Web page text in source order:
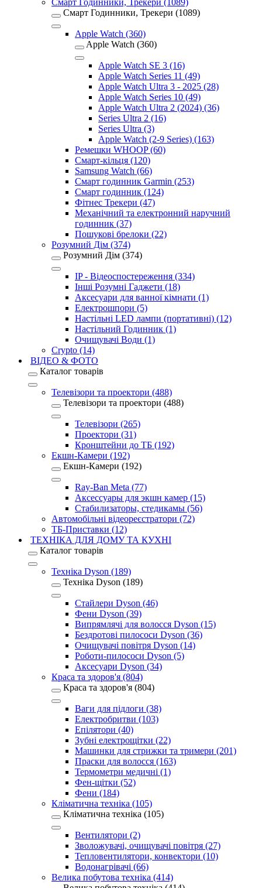
Смарт Годинники, Трекери (1089)
Смарт Годинники, Трекери (1089)
Apple Watch (360)
Apple Watch (360)
Apple Watch SE 3 (16)
Apple Watch Series 11 (49)
Apple Watch Ultra 3 - 2025 (28)
Apple Watch Series 10 (49)
Apple Watch Ultra 2 (2024) (36)
Series Ultra 2 (16)
Series Ultra (3)
Apple Watch (2-9 Series) (163)
Ремешки WHOOP (60)
Смарт-кільця (120)
Samsung Watch (66)
Смарт годинник Garmin (253)
Смарт годинник (124)
Фітнес Трекери (47)
Механічний та електронний наручний
годинник (37)
Пошукові брелоки (22)
Розумний Дім (374)
Розумний Дім (374)
IP - Відеоспостереження (334)
Інші Розумні Гаджети (18)
Аксесуари для ванної кімнати (1)
Електрошпори (5)
Настільні LED лампи (портативні) (12)
Настільний Годинник (1)
Очищувачі Води (1)
Crypto (14)
ВІДЕО & ФОТО
Каталог товарів
Телевізори та проектори (488)
Телевізори та проектори (488)
Телевізори (265)
Проектори (31)
Кронштейни до ТБ (192)
Екшн-Камери (192)
Екшн-Камери (192)
Ray-Ban Meta (77)
Аксессуары для экшн камер (15)
Стабилизаторы, стедикамы (56)
Автомобільні відеореєстратори (72)
ТБ-Приставки (12)
ТЕХНІКА ДЛЯ ДОМУ ТА КУХНІ
Каталог товарів
Техніка Dyson (189)
Техніка Dyson (189)
Стайлери Dyson (46)
Фени Dyson (39)
Випрямлячі для волосся Dyson (15)
Бездротові пилососи Dyson (36)
Очищувачі повітря Dyson (14)
Роботи-пилососи Dyson (5)
Аксесуари Dyson (34)
Краса та здоров'я (804)
Краса та здоров'я (804)
Ваги для підлоги (38)
Електробритви (103)
Епілятори (40)
Зубні електрощітки (22)
Машинки для стрижки та тримери (201)
Праски для волосся (163)
Термометри медичні (1)
Фен-щітки (52)
Фени (184)
Кліматична техніка (105)
Кліматична техніка (105)
Вентилятори (2)
Зволожувачі, очищувачі повітря (27)
Тепловентилятори, конвектори (10)
Водонагрівачі (66)
Велика побутова техніка (414)